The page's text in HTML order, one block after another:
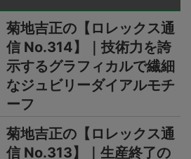
菊地吉正の【ロレックス通
信 No.314】｜技術力を誇
示するグラフィカルで繊細
なジュビリーダイアルモチ
ーフ
菊地吉正の【ロレックス通
信 No.313】｜生産終了の